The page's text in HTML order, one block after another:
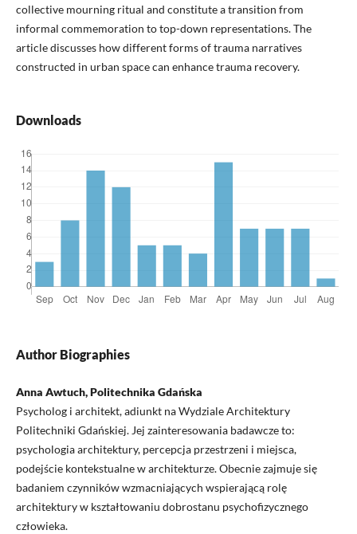
collective mourning ritual and constitute a transition from
informal commemoration to top-down representations. The
article discusses how different forms of trauma narratives
constructed in urban space can enhance trauma recovery.
Downloads
Author Biographies
Anna Awtuch, Politechnika Gdańska
Psycholog i architekt, adiunkt na Wydziale Architektury
Politechniki Gdańskiej. Jej zainteresowania badawcze to:
psychologia architektury, percepcja przestrzeni i miejsca,
podejście kontekstualne w architekturze. Obecnie zajmuje się
badaniem czynników wzmacniających wspierającą rolę
architektury w kształtowaniu dobrostanu psychofizycznego
człowieka.